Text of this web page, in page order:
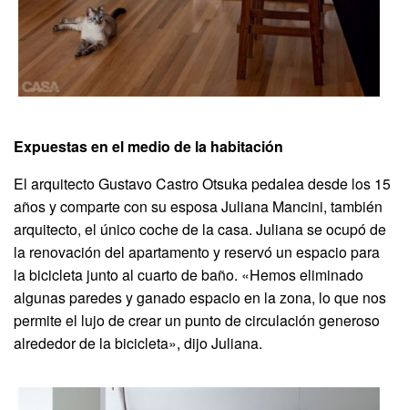
Expuestas en el medio de la habitación
El arquitecto Gustavo Castro Otsuka pedalea desde los 15
años y comparte con su esposa Juliana Mancini, también
arquitecto, el único coche de la casa. Juliana se ocupó de
la renovación del apartamento y reservó un espacio para
la bicicleta junto al cuarto de baño. «Hemos eliminado
algunas paredes y ganado espacio en la zona, lo que nos
permite el lujo de crear un punto de circulación generoso
alrededor de la bicicleta», dijo Juliana.